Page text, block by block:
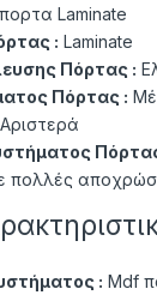
Laminate
: Laminate
Πόρτας :
Πόρτας :
πολλές
: Mdf